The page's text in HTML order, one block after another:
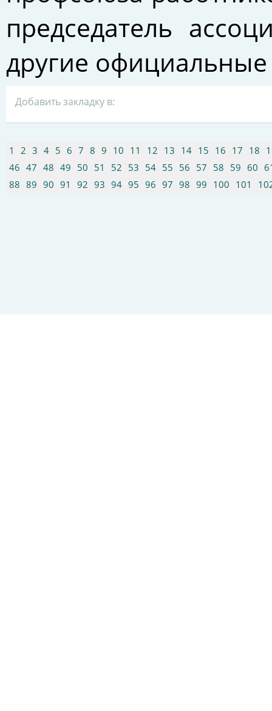
председатель
другие
Добавить закладку в:
1 2 3 4 5 6 7 8 9 10 11 12 13 14 15 16 17 18
46 47 48 49 50 51 52 53 54 55 56 57 58 59 60
88 89 90 91 92 93 94 95 96 97 98 99 100 101